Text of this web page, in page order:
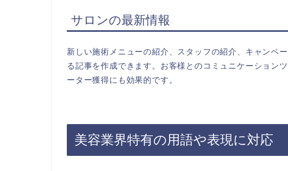
サロンの最新情報
新しい施術メニューの紹介、スタッフの紹介、キャンペ
る記事を作成できます。お客様とのコミュニケーション
ーター獲得にも効果的です。
美容業界特有の用語や表現に対応